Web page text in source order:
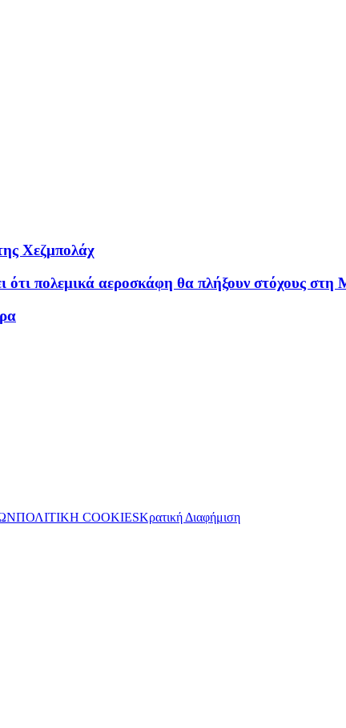
Χεζμπολάχ
πολεμικά αεροσκάφη θα πλήξουν στόχους στη
ΠΟΛΙΤΙΚΗ COOKIESΚρατική Διαφήμιση